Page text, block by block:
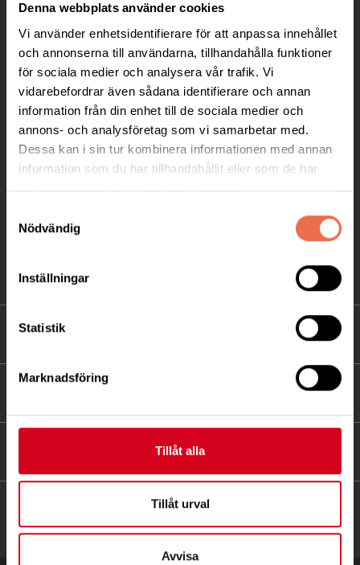
Denna webbplats använder cookies
Vi använder enhetsidentifierare för att anpassa innehållet
och annonserna till användarna, tillhandahålla funktioner
för sociala medier och analysera vår trafik. Vi
vidarebefordrar även sådana identifierare och annan
information från din enhet till de sociala medier och
annons- och analysföretag som vi samarbetar med.
Dessa kan i sin tur kombinera informationen med annan
information som du har tillhandahållit eller som de har
samlat in när du har använt deras tjänster.
Nödvändig
Inställningar
Statistik
Marknadsföring
Tillåt alla
Tillåt urval
Avvisa
Besöksadress:
Ågatan 12 C, 172 62 Sundbyberg
Telefon:08-677 70 10
Postadress:
Box 4086
171 04 Solna
75 | Organisationsnummer 802002-3605
FÖRDJUPNING